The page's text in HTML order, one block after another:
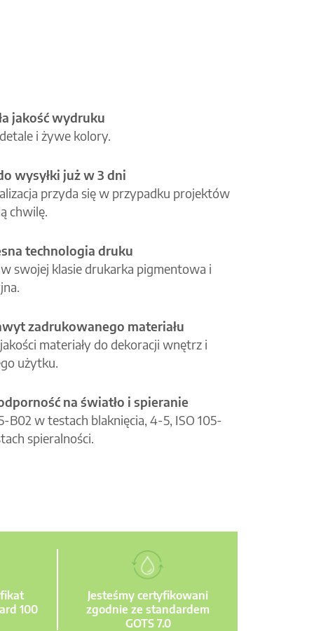
jakość wydruku
i żywe kolory.
wysyłki już w 3 dni
przyda się w przypadku projektów
chwilę.
technologia druku
swojej klasie drukarka pigmentowa i
zadrukowanego materiału
materiały do dekoracji wnętrz i
użytku.
na światło i spieranie
B02 w testach blaknięcia, 4-5, ISO 105-
spieralności.
100
Jesteśmy certyfikowani
zgodnie ze standardem
GOTS 7.0